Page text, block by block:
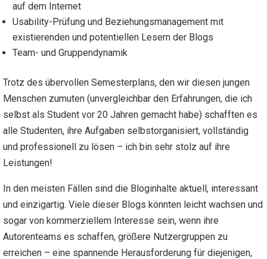
auf dem Internet
Usability-Prüfung und Beziehungsmanagement mit
existierenden und potentiellen Lesern der Blogs
Team- und Gruppendynamik
Trotz des übervollen Semesterplans, den wir diesen jungen
Menschen zumuten (unvergleichbar den Erfahrungen, die ich
selbst als Student vor 20 Jahren gemacht habe) schafften es
alle Studenten, ihre Aufgaben selbstorganisiert, vollständig
und professionell zu lösen – ich bin sehr stolz auf ihre
Leistungen!
In den meisten Fällen sind die Bloginhalte aktuell, interessant
und einzigartig. Viele dieser Blogs könnten leicht wachsen und
sogar von kommerziellem Interesse sein, wenn ihre
Autorenteams es schaffen, größere Nutzergruppen zu
erreichen – eine spannende Herausforderung für diejenigen,